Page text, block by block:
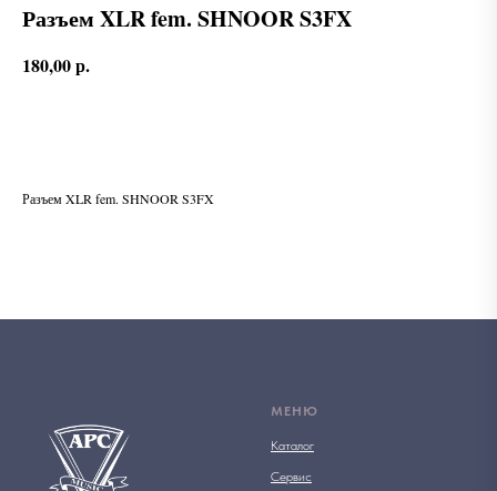
Разъем XLR fem. SHNOOR S3FX
180,00р.
Разъем XLR fem. SHNOOR S3FX
МЕНЮ
Каталог
Сервис